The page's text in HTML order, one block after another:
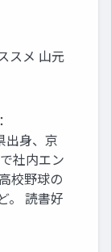
スメ 山元
出身、京
社内エン
校野球の
。 読書好